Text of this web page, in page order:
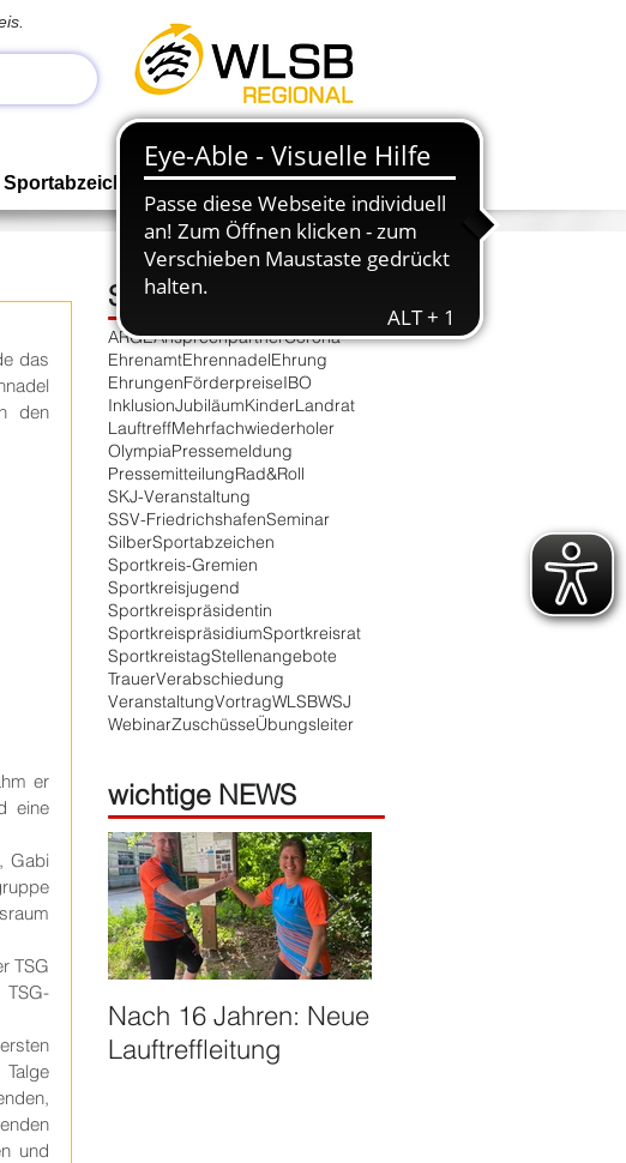
Anmelden
Sportabzeichen Geschäftsstelle NEWS
das
den
er
eine
Gabi
TSG
und
Schlagwortsuche
ARGEAnsprechpartnerCorona
EhrenamtEhrennadelEhrung
EhrungenFörderpreiseIBO
InklusionJubiläumKinderLandrat
LauftreffMehrfachwiederholer
OlympiaPressemeldung
PressemitteilungRad&Roll
SKJ-Veranstaltung
SSV-FriedrichshafenSeminar
SilberSportabzeichen
Sportkreis-Gremien
Sportkreisjugend
Sportkreispräsidentin
SportkreispräsidiumSportkreisrat
SportkreistagStellenangebote
TrauerVerabschiedung
VeranstaltungVortragWLSBWSJ
WebinarZuschüsseÜbungsleiter
wichtige NEWS
Nach 16 Jahren: Neue
Lauftreffleitung